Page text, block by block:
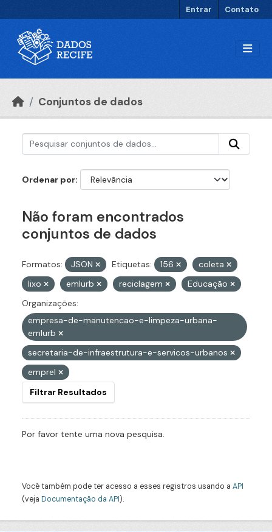
Entrar Contato
Conjuntos de dados
Ordenar por
Não foram encontrados
conjuntos de dados
Formatos: JSON Etiquetas: 156
coleta
lixo
emlurb reciclagem
Educação
Organizações:
empresa-de-manutencao-e-limpeza-urbana-
emlurb
secretaria-de-infraestrutura-e-servicos-urbanos
emprel
Filtrar Resultados
Por favor tente uma nova pesquisa.
Você também pode ter acesso a esses registros usando a API
(veja Documentação da API).